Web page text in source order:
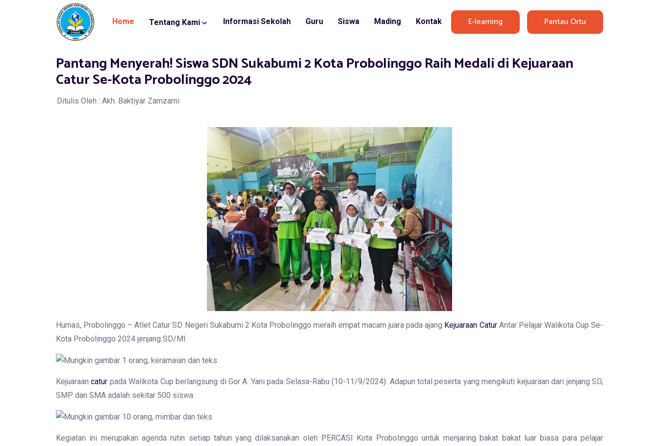
Home Tentang Kami Informasi Sekolah Guru Siswa Mading Kontak E-learning Pantau Ortu
Pantang Menyerah! Siswa SDN Sukabumi 2 Kota Probolinggo Raih Medali di Kejuaraan
Catur Se-Kota Probolinggo 2024
Ditulis Oleh : Akh. Baktiyar Zamzami
Humas, Probolinggo – Atlet Catur SD Negeri Sukabumi 2 Kota Probolinggo meraih empat macam juara pada ajang Kejuaraan CaturAntar Pelajar Walikota Cup Se-
Kota Probolinggo 2024 jenjang SD/MI.
Kejuaraancatur pada Walikota Cup berlangsung di Gor A. Yani pada Selasa-Rabu (10-11/9/2024). Adapun total peserta yang mengikuti kejuaraan dari jenjang SD,
SMP dan SMA adalah sekitar 500 siswa.
Kegiatan ini merupakan agenda rutin setiap tahun yang dilaksanakan oleh PERCASI Kota Probolinggo untuk menjaring bakat bakat luar biasa para pelajar